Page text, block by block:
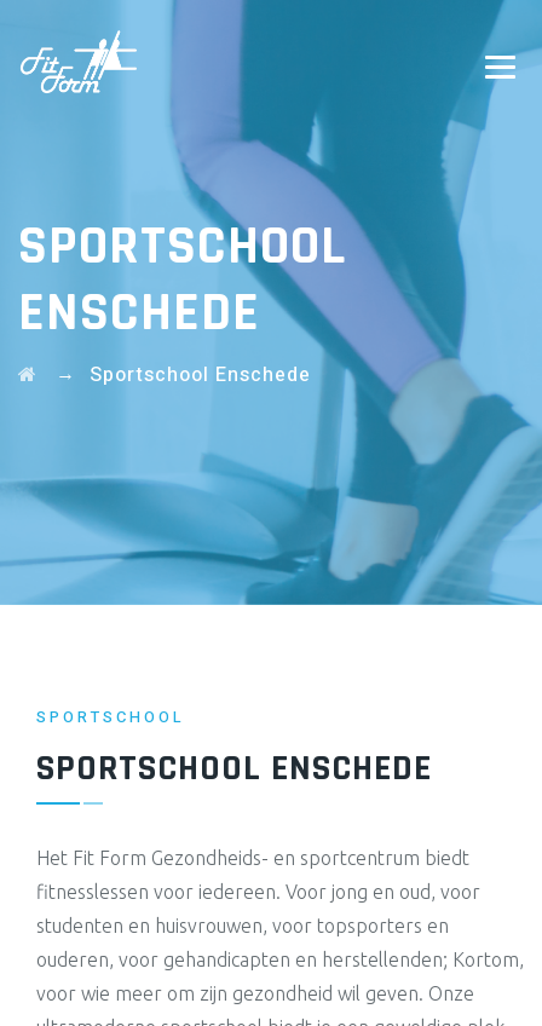
SPORTSCHOOL
ENSCHEDE
→ Sportschool Enschede
SPORTSCHOOL
SPORTSCHOOL ENSCHEDE
Het Fit Form Gezondheids- en sportcentrum biedt
fitnesslessen voor iedereen. Voor jong en oud, voor
studenten en huisvrouwen, voor topsporters en
ouderen, voor gehandicapten en herstellenden; Kortom,
voor wie meer om zijn gezondheid wil geven. Onze